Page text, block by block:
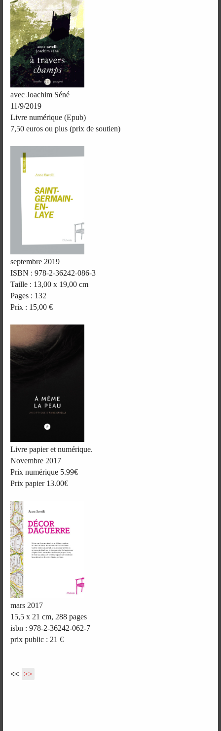
avec Joachim Séné
11/9/2019
Livre numérique (Epub)
7,50 euros ou plus (prix de soutien)
septembre 2019
ISBN : 978-2-36242-086-3
Taille : 13,00 x 19,00 cm
Pages : 132
Prix : 15,00 €
Livre papier et numérique.
Novembre 2017
Prix numérique 5.99€
Prix papier 13.00€
mars 2017
15,5 x 21 cm, 288 pages
isbn : 978-2-36242-062-7
prix public : 21 €
<< >>